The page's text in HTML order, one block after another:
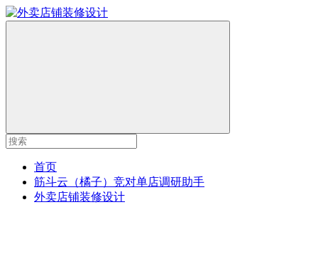
首页
筋斗云（橘子）竞对单店调研助手
外卖店铺装修设计